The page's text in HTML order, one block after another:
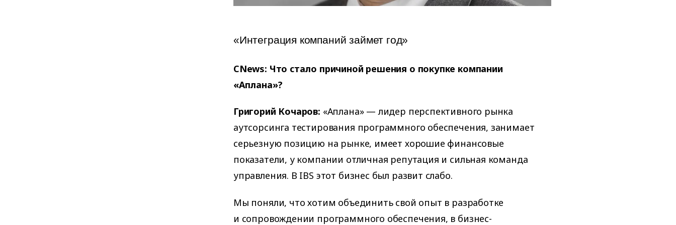
«Интеграция компаний займет год»
CNews: Что стало причиной решения о покупке компании
«Аплана»?
Григорий Кочаров: «Аплана» — лидер перспективного рынка
аутсорсинга тестирования программного обеспечения, занимает
серьезную позицию на рынке, имеет хорошие финансовые
показатели, у компании отличная репутация и сильная команда
управления. В IBS этот бизнес был развит слабо.
Мы поняли, что хотим объединить свой опыт в разработке
и сопровождении программного обеспечения, в бизнес-